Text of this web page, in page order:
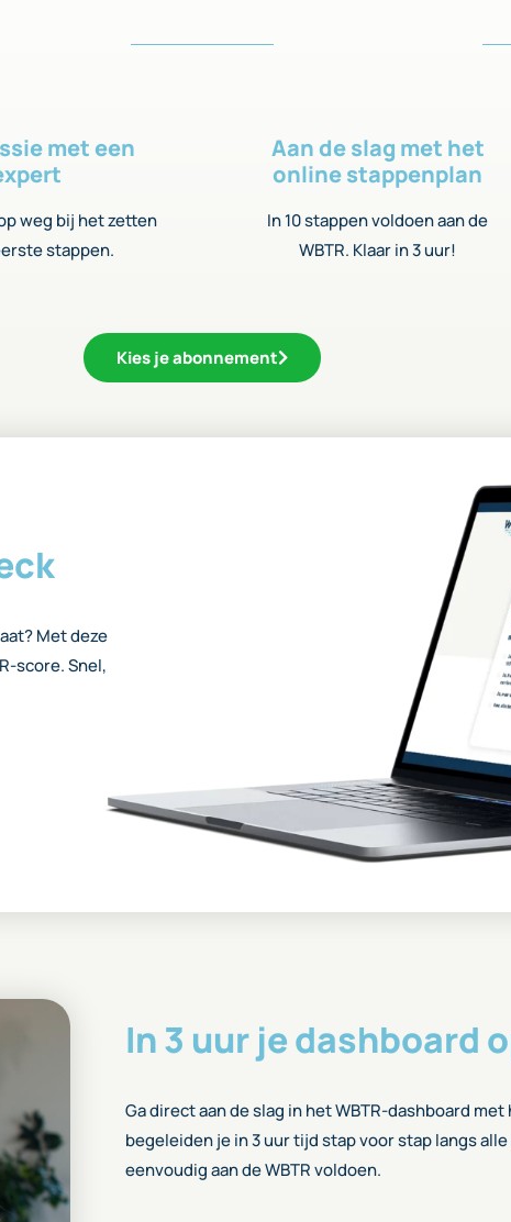
met een
weg bij het zetten
stappen.
Aan de slag met het
online stappenplan
In 10 stappen voldoen aan de
WBTR. Klaar in 3 uur!
Kies je abonnement
Met deze
score. Snel,
In 3 uur je dashboard
Ga direct aan de slag in het WBTR-dashboard
begeleiden je in 3 uur tijd stap voor stap langs alle
eenvoudig aan de WBTR voldoen.